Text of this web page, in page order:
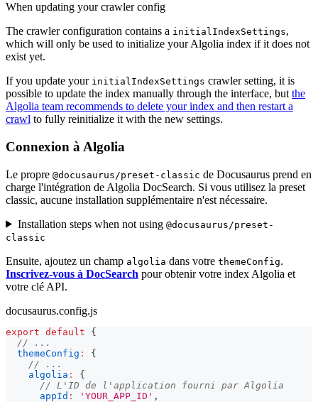
When updating your crawler config
The crawler configuration contains a initialIndexSettings,
which will only be used to initialize your Algolia index if it does not
exist yet.
If you update your initialIndexSettings crawler setting, it is
possible to update the index manually through the interface, but the
Algolia team recommends to delete your index and then restart a
crawl to fully reinitialize it with the new settings.
Connexion à Algolia
Le propre @docusaurus/preset-classic de Docusaurus prend en
charge l'intégration de Algolia DocSearch. Si vous utilisez la preset
classic, aucune installation supplémentaire n'est nécessaire.
Installation steps when not using @docusaurus/preset-
classic
Ensuite, ajoutez un champ algolia dans votre themeConfig.
Inscrivez-vous à DocSearch pour obtenir votre index Algolia et
votre clé API.
docusaurus.config.js
export default
{
// ...
themeConfig :
{
// ...
algolia :
{
// L'ID de l'application fourni par Algolia
appId : 'YOUR_APP_ID' ,